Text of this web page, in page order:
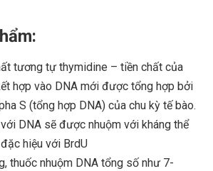
tương tự thymidine – tiền chất của
hợp vào DNA mới được tổng hợp bởi
S (tổng hợp DNA) của chu kỳ tế bào.
DNA sẽ được nhuộm với kháng thể
hiệu với BrdU
thuốc nhuộm DNA tổng số như 7-